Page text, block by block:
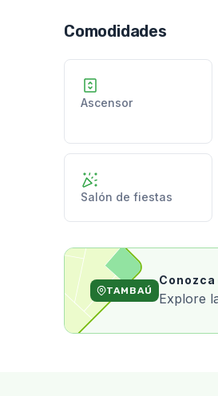
Comodidades
Ascensor
Salón de fiestas
TAMBAÚ Explore